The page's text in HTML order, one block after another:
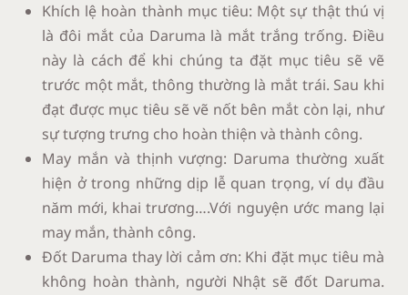
Khích lệ hoàn thành mục tiêu: Một sự thật thú vị
là đôi mắt của Daruma là mắt trắng trống. Điều
này là cách để khi chúng ta đặt mục tiêu sẽ vẽ
trước một mắt, thông thường là mắt trái. Sau khi
đạt được mục tiêu sẽ vẽ nốt bên mắt còn lại, như
sự tượng trưng cho hoàn thiện và thành công.
May mắn và thịnh vượng: Daruma thường xuất
hiện ở trong những dịp lễ quan trọng, ví dụ đầu
năm mới, khai trương….Với nguyện ước mang lại
may mắn, thành công.
Đốt Daruma thay lời cảm ơn: Khi đặt mục tiêu mà
không hoàn thành, người Nhật sẽ đốt Daruma.